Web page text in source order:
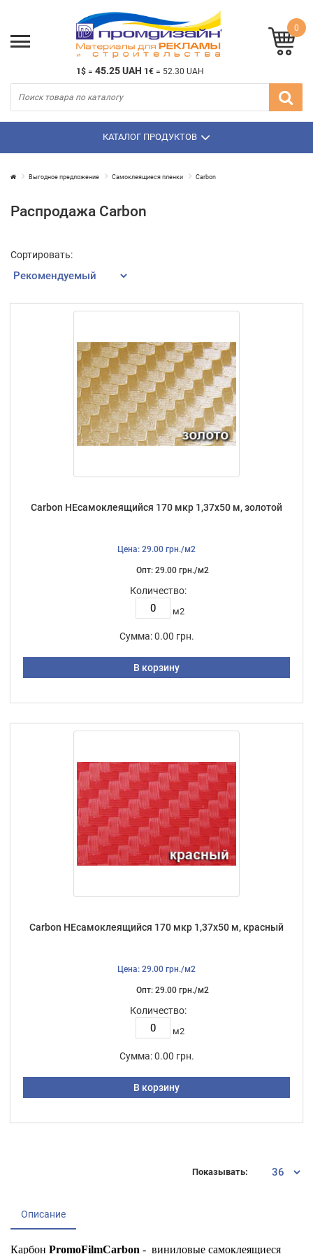
1$ = 45.25 UAH 1€ = 52.30 UAH
0
КАТАЛОГ ПРОДУКТОВ
Выгодное предложение Самоклеящиеся пленки Carbon
Распродажа Carbon
Сортировать:
Carbon НЕсамоклеящийся 170 мкр 1,37х50 м, золотой
Цена: 29.00 грн./м2
Опт: 29.00 грн./м2
Количество:
м2
Сумма: 0.00 грн.
В корзину
Carbon НЕсамоклеящийся 170 мкр 1,37х50 м, красный
Цена: 29.00 грн./м2
Опт: 29.00 грн./м2
Количество:
м2
Сумма: 0.00 грн.
В корзину
Показывать:
Описание
Карбон PromoFilmCarbon - виниловые самоклеящиеся